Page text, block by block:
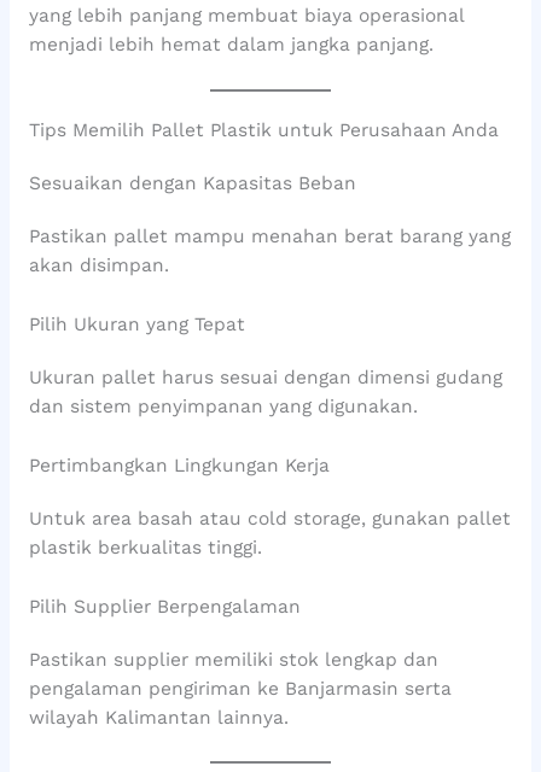
yang lebih panjang membuat biaya operasional
menjadi lebih hemat dalam jangka panjang.
Tips Memilih Pallet Plastik untuk Perusahaan Anda
Sesuaikan dengan Kapasitas Beban
Pastikan pallet mampu menahan berat barang yang
akan disimpan.
Pilih Ukuran yang Tepat
Ukuran pallet harus sesuai dengan dimensi gudang
dan sistem penyimpanan yang digunakan.
Pertimbangkan Lingkungan Kerja
Untuk area basah atau cold storage, gunakan pallet
plastik berkualitas tinggi.
Pilih Supplier Berpengalaman
Pastikan supplier memiliki stok lengkap dan
pengalaman pengiriman ke Banjarmasin serta
wilayah Kalimantan lainnya.